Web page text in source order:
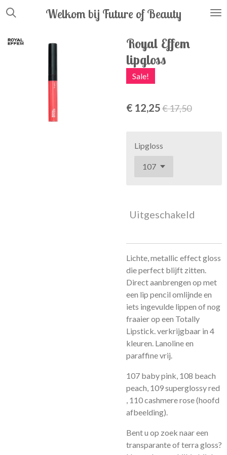
Ga
de
Welkom bij Future ofBeauty
Royal Effem
lipgloss
Sale!
€ 12,25€ 17,50
Lipgloss
Uitgeschakeld
Lichte, metallic effect gloss
die perfect blijft zitten.
Direct aanbrengen op met
een lip pencil omlijnde en
iets ingevulde lippen of nog
fraaier op een Totally
Lipstick. verkrijgbaar in 4
kleuren. Lanoline en
paraffine vrij.
107 baby pink, 108 beach
peach, 109 superglossy red
, 110 cashmere rose (hoofd
afbeelding).
Bent u op zoek naar een
transparante of terra gloss?